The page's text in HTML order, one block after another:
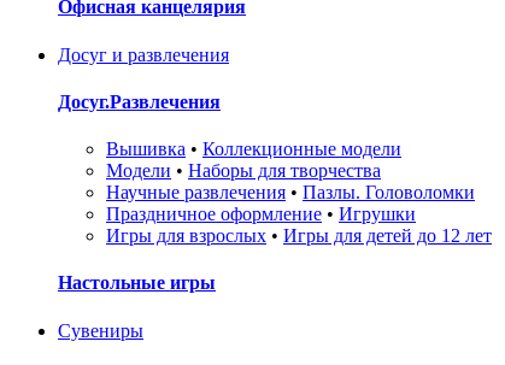
Офисная канцелярия
Досуг и развлечения
Досуг.Развлечения
Вышивка • Коллекционные модели
Модели • Наборы для творчества
Научные развлечения • Пазлы. Головоломки
Праздничное оформление • Игрушки
Игры для взрослых • Игры для детей до 12 лет
Настольные игры
Сувениры